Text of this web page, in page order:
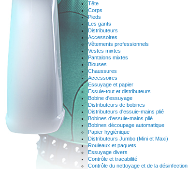
Tête
Corps
Pieds
Les gants
Distributeurs
Accessoires
Vêtements professionnels
Vestes mixtes
Pantalons mixtes
Blouses
Chaussures
Accessoires
Essuyage et papier
Essuie-tout et distributeurs
Bobine d'essuyage
Distributeurs de bobines
Distributeurs d'essuie-mains plié
Bobines d'essuie-mains plié
Bobines découpage automatique
Papier hygiènique
Distributeurs Jumbo (Mini et Maxi)
Rouleaux et paquets
Essuyage divers
Contrôle et traçabilité
Contrôle du nettoyage et de la désinfection